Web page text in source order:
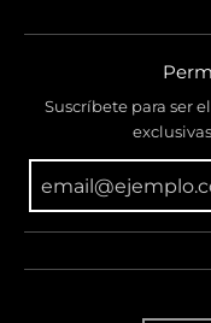
Suscríbete para ser